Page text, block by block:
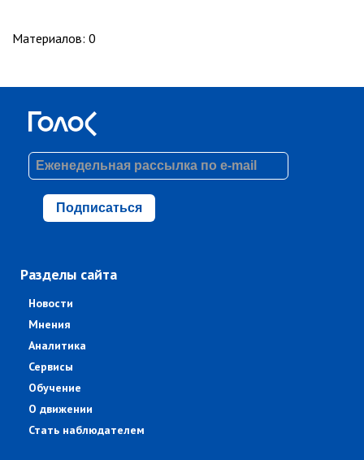
Материалов: 0
Подписаться
Разделы сайта
Новости
Мнения
Аналитика
Сервисы
Обучение
О движении
Стать наблюдателем